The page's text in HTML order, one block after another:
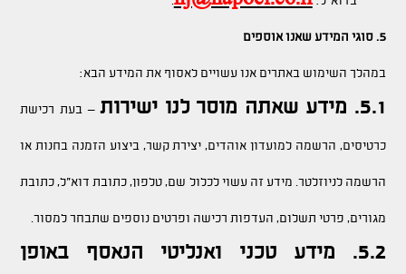
5. סוגי המידע שאנו אוספים
במהלך השימוש באתרים אנו עשויים לאסוף את המידע הבא:
5.1. מידע שאתה מוסר לנו ישירות – בעת רכישת
כרטיסים, הרשמה למועדון אוהדים, יצירת קשר, ביצוע הזמנה בחנות או
הרשמה לניוזלטר. מידע זה עשוי לכלול שם, טלפון, כתובת דוא"ל, כתובת
מגורים, פרטי תשלום, העדפות רכישה ופרטים נוספים שתבחר למסור.
5.2. מידע טכני ואנליטי הנאסף באופן